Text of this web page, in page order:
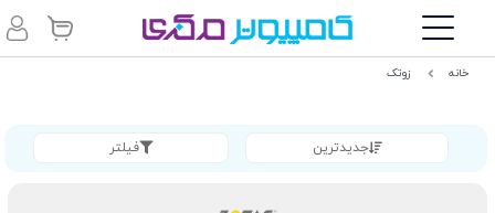
خانه زوتک
جدیدترین فیلتر